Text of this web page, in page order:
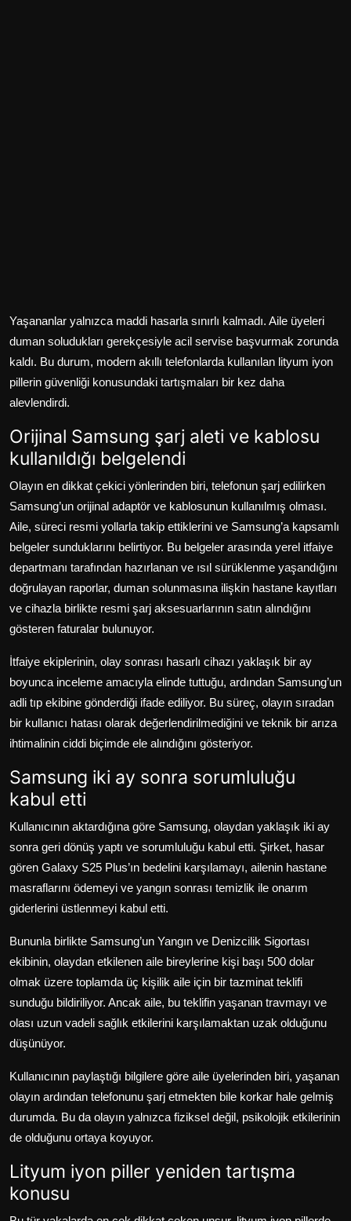
Yaşananlar yalnızca maddi hasarla sınırlı kalmadı. Aile üyeleri
duman soludukları gerekçesiyle acil servise başvurmak zorunda
kaldı. Bu durum, modern akıllı telefonlarda kullanılan lityum iyon
pillerin güvenliği konusundaki tartışmaları bir kez daha
alevlendirdi.
Orijinal Samsung şarj aleti ve kablosu
kullanıldığı belgelendi
Olayın en dikkat çekici yönlerinden biri, telefonun şarj edilirken
Samsung’un orijinal adaptör ve kablosunun kullanılmış olması.
Aile, süreci resmi yollarla takip ettiklerini ve Samsung’a kapsamlı
belgeler sunduklarını belirtiyor. Bu belgeler arasında yerel itfaiye
departmanı tarafından hazırlanan ve ısıl sürüklenme yaşandığını
doğrulayan raporlar, duman solunmasına ilişkin hastane kayıtları
ve cihazla birlikte resmi şarj aksesuarlarının satın alındığını
gösteren faturalar bulunuyor.
İtfaiye ekiplerinin, olay sonrası hasarlı cihazı yaklaşık bir ay
boyunca inceleme amacıyla elinde tuttuğu, ardından Samsung’un
adli tıp ekibine gönderdiği ifade ediliyor. Bu süreç, olayın sıradan
bir kullanıcı hatası olarak değerlendirilmediğini ve teknik bir arıza
ihtimalinin ciddi biçimde ele alındığını gösteriyor.
Samsung iki ay sonra sorumluluğu
kabul etti
Kullanıcının aktardığına göre Samsung, olaydan yaklaşık iki ay
sonra geri dönüş yaptı ve sorumluluğu kabul etti. Şirket, hasar
gören Galaxy S25 Plus’ın bedelini karşılamayı, ailenin hastane
masraflarını ödemeyi ve yangın sonrası temizlik ile onarım
giderlerini üstlenmeyi kabul etti.
Bununla birlikte Samsung’un Yangın ve Denizcilik Sigortası
ekibinin, olaydan etkilenen aile bireylerine kişi başı 500 dolar
olmak üzere toplamda üç kişilik aile için bir tazminat teklifi
sunduğu bildiriliyor. Ancak aile, bu teklifin yaşanan travmayı ve
olası uzun vadeli sağlık etkilerini karşılamaktan uzak olduğunu
düşünüyor.
Kullanıcının paylaştığı bilgilere göre aile üyelerinden biri, yaşanan
olayın ardından telefonunu şarj etmekten bile korkar hale gelmiş
durumda. Bu da olayın yalnızca fiziksel değil, psikolojik etkilerinin
de olduğunu ortaya koyuyor.
Lityum iyon piller yeniden tartışma
konusu